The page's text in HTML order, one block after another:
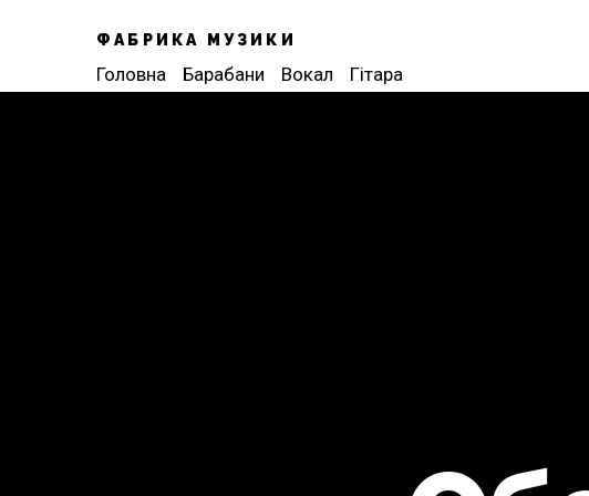
ФАБРИКА МУЗИКИ
Головна Барабани Вокал Гітара